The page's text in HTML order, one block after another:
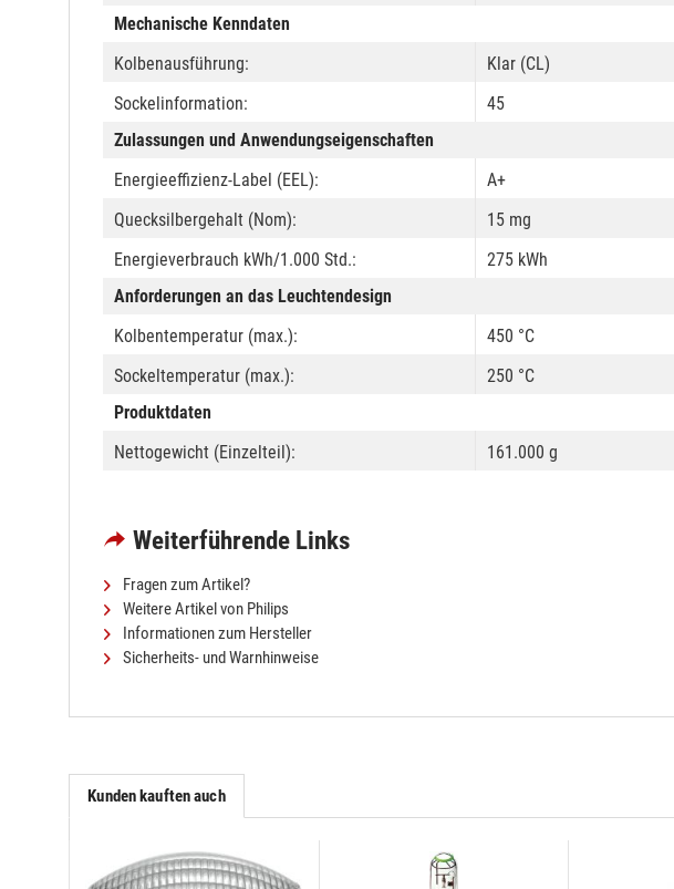
Mechanische Kenndaten
Kolbenausführung:
Klar (CL)
Sockelinformation:
45
Zulassungen und Anwendungseigenschaften
Energieeffizienz-Label (EEL):
A+
Quecksilbergehalt (Nom):
15 mg
Energieverbrauch kWh/1.000 Std.:
275 kWh
Anforderungen an das Leuchtendesign
Kolbentemperatur (max.):
450 °C
Sockeltemperatur (max.):
250 °C
Produktdaten
Nettogewicht (Einzelteil):
161.000 g
Weiterführende Links
Fragen zum Artikel?
Weitere Artikel von Philips
Informationen zum Hersteller
Sicherheits- und Warnhinweise
Kunden kauften auch